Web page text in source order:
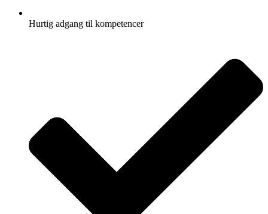
Hurtig adgang til kompetencer